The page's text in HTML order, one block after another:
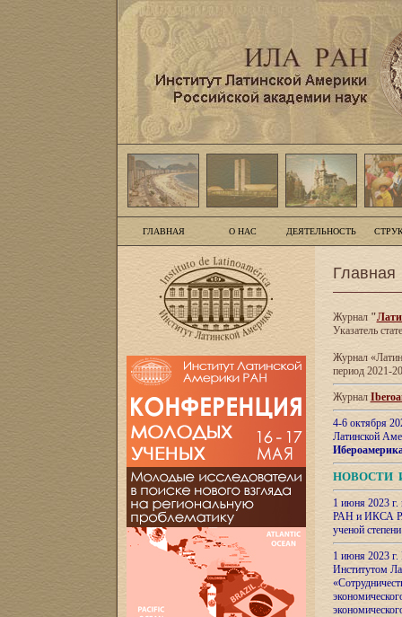
ГЛАВНАЯ О НАС ДЕЯТЕЛЬНОСТЬ
Главная
Журнал"
Указатель
Журнал
период 2021-
Журнал
4-6 октября
Латинской
НОВОСТИ
1 июня 2023
РАН и ИКСА
ученой
1 июня 2023
Институтом